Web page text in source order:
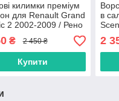
килимки преміум
для Renault Grand
2 2002-2009 / Рено
Сценік 2 килимки
₴ 2 450 ₴
Купити
в
2